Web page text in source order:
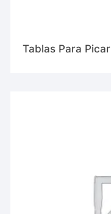
Tablas Para Picar